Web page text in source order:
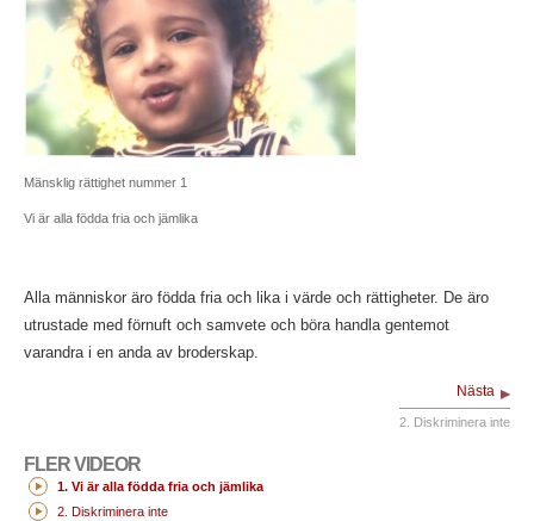
Mänsklig rättighet nummer 1
Vi är alla födda fria och jämlika
Alla människor äro födda fria och lika i värde och rättigheter. De äro
utrustade med förnuft och samvete och böra handla gentemot
varandra i en anda av broderskap.
Nästa
2. Diskriminera inte
FLER VIDEOR
1. Vi är alla födda fria och jämlika
2. Diskriminera inte